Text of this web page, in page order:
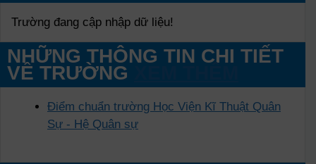
Trường đang cập nhập dữ liệu!
NHỮNG THÔNG TIN CHI TIẾT
VỀ TRƯỜNG
Điểm chuẩn trường Học Viện Kĩ Thuật Quân
Sự - Hệ Quân sự